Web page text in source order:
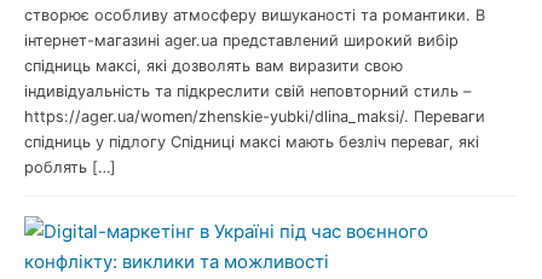
створює особливу атмосферу вишуканості та романтики. В
інтернет-магазині ager.ua представлений широкий вибір
спідниць максі, які дозволять вам виразити свою
індивідуальність та підкреслити свій неповторний стиль –
https://ager.ua/women/zhenskie-yubki/dlina_maksi/. Переваги
спідниць у підлогу Спідниці максі мають безліч переваг, які
роблять […]